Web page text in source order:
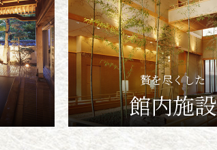
贅を尽くした
館内施設